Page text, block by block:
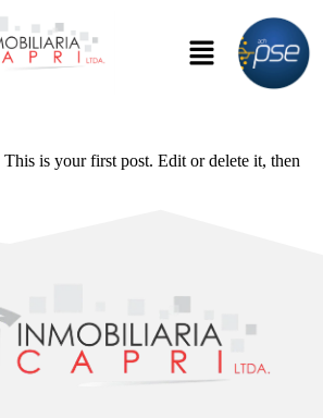
is your first post. Edit or delete it, then